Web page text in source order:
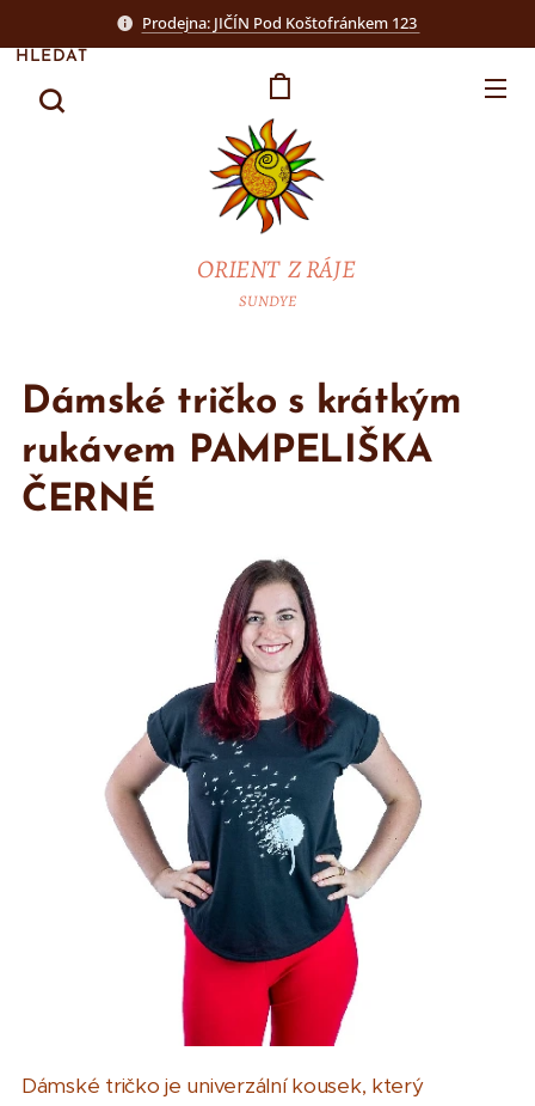
Prodejna: JIČÍN Pod Koštofránkem 123
ORIENT Z RÁJE
SUNDYE
HLEDAT
Dámské tričko s krátkým
rukávem PAMPELIŠKA
ČERNÉ
Dámské tričko je univerzální kousek, který